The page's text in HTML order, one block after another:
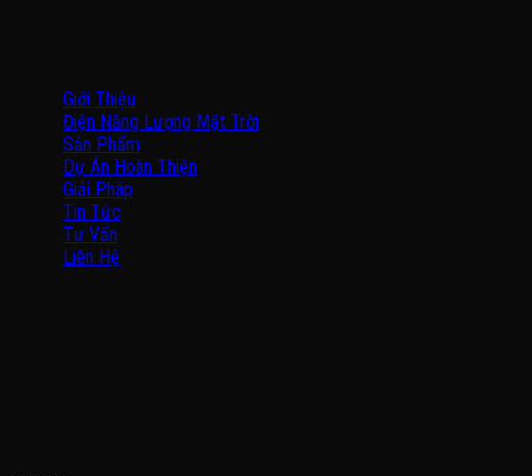
Giới Thiệu
Điện Năng Lượng Mặt Trời
Sản Phẩm
Dự Án Hoàn Thiện
Giải Pháp
Tin Tức
Tư Vấn
Liên Hệ